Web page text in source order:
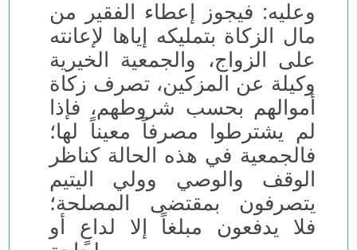
وعليه: فيجوز إعطاء الفقير من
مال الزكاة بتمليكه إياها لإعانته
على الزواج، والجمعية الخيرية
وكيلة عن المزكين، تصرف زكاة
أموالهم بحسب شروطهم، فإذا
لم يشترطوا مصرفاً معيناً لها؛
فالجمعية في هذه الحالة كناظر
الوقف والوصي وولي اليتيم
يتصرفون بمقتضى المصلحة؛
فلا يدفعون مبلغاً إلا لداعٍ أو